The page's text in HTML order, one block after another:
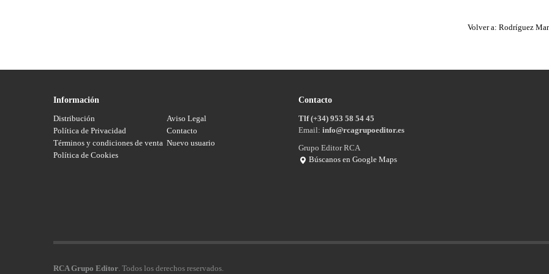
Volver a: Rodríguez
Información
Distribución
Aviso Legal
Política de Privacidad
Contacto
Términos y condiciones de venta Nuevo usuario
Política de Cookies
Contacto
Tlf (+34) 953 58 54 45
Email: info@rcagrupoeditor.es
Grupo Editor RCA
Búscanos en Google Maps
RCA Grupo Editor . Todos los derechos reservados.